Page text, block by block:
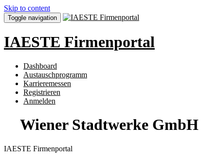
Skip to content
Toggle navigation
IAESTE Firmenportal
Dashboard
Austauschprogramm
Karrieremessen
Registrieren
Anmelden
Wiener Stadtwerke GmbH
IAESTE Firmenportal